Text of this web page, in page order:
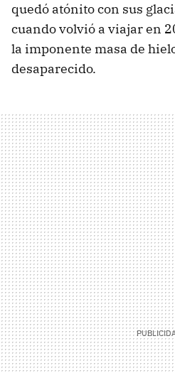
quedó atónito con sus
cuando volvió a viajar en
la imponente masa de
desaparecido.